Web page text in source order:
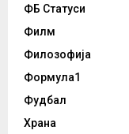
ФБ Статуси
Филм
Филозофија
Формула1
Фудбал
Храна